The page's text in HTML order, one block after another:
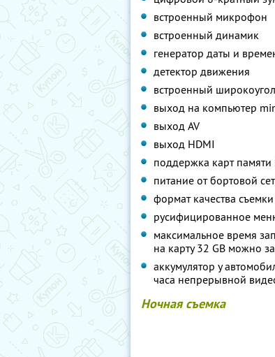
встроенный микрофон
встроенный динамик
генератор даты и
детектор движения
встроенный
выход на компьютер
выход AV
выход HDMI
поддержка карт памяти
питание от бортовой
формат качества
русифицированное
максимальное время
на карту 32 GB можно
аккумулятор у
часа непрерывной
Ночная съемка